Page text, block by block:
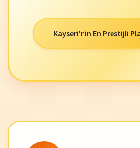
Kayseri'nin En Prestijli